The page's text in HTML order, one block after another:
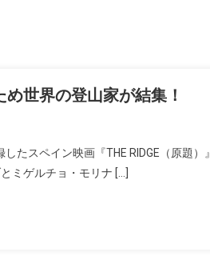
世界の登山家が結集！
たスペイン映画『THE RIDGE（原題）』
ミゲルチョ・モリナ […]